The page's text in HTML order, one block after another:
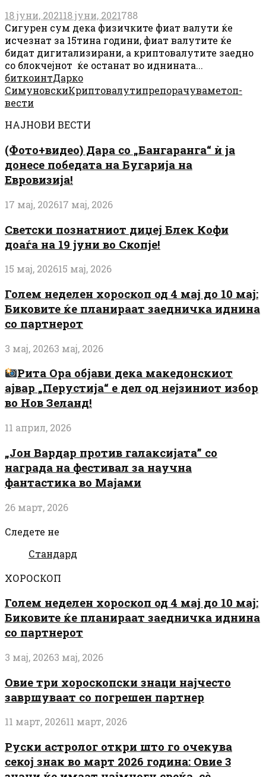
18 јуни, 202118 јуни, 2021788
Сигурен сум дека физичките фиат валути ќе
исчезнат за 15тина години, фиат валутите ќе
бидат дигитализирани, а криптовалутите заедно
со блокчејнот ќе останат во иднината...
биткоинтДарко
СимуновскиКриптовалутипрепорачуваметоп-
вести
НАЈНОВИ ВЕСТИ
(Фото+видео) Дара со „Бангаранга“ ѝ ја
донесе победата на Бугарија на
Евровизија!
17 мај, 202617 мај, 2026
Светски познатниот диџеј Блек Кофи
доаѓа на 19 јуни во Скопје!
15 мај, 202615 мај, 2026
Голем неделен хороскоп од 4 мај до 10 мај:
Биковите ќе планираат заедничка иднина
со партнерот
3 мај, 20263 мај, 2026
Рита Ора објави дека македонскиот
ајвар „Перустија“ е дел од нејзиниот избор
во Нов Зеланд!
11 април, 2026
„Јон Вардар против галаксијата” со
награда на фестивал за научна
фантастика во Мајами
26 март, 2026
Следете не
Стандард
ХОРОСКОП
Голем неделен хороскоп од 4 мај до 10 мај:
Биковите ќе планираат заедничка иднина
со партнерот
3 мај, 20263 мај, 2026
Овие три хороскопски знаци најчесто
завршуваат со погрешен партнер
11 март, 202611 март, 2026
Руски астролог откри што го очекува
секој знак во март 2026 година: Овие 3